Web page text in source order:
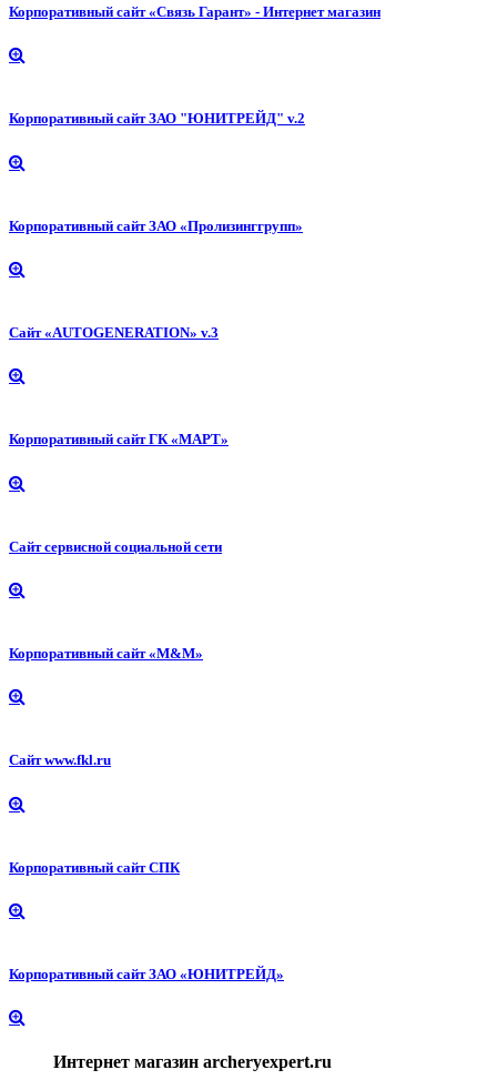
Корпоративный сайт «Связь Гарант» - Интернет магазин
Корпоративный сайт ЗАО "ЮНИТРЕЙД" v.2
Корпоративный сайт ЗАО «Пролизинггрупп»
Сайт «AUTOGENERATION» v.3
Корпоративный сайт ГК «МАРТ»
Сайт сервисной социальной сети
Корпоративный сайт «М&М»
Сайт www.fkl.ru
Корпоративный сайт СПК
Корпоративный сайт ЗАО «ЮНИТРЕЙД»
Интернет магазин archeryexpert.ru